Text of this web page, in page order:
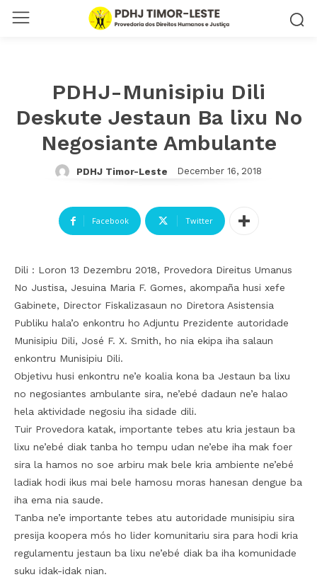
PDHJ-Munisipiu Dili
Deskute Jestaun Ba lixu No
Negosiante Ambulante
PDHJ Timor-Leste December 16, 2018
Facebook Twitter
Dili : Loron 13 Dezembru 2018, Provedora Direitus Umanus
No Justisa, Jesuina Maria F. Gomes, akompaña husi xefe
Gabinete, Director Fiskalizasaun no Diretora Asistensia
Publiku hala’o enkontru ho Adjuntu Prezidente autoridade
Munisipiu Dili, José F. X. Smith, ho nia ekipa iha salaun
enkontru Munisipiu Dili.
Objetivu husi enkontru ne’e koalia kona ba Jestaun ba lixu
no negosiantes ambulante sira, ne’ebé dadaun ne’e halao
hela aktividade negosiu iha sidade dili.
Tuir Provedora katak, importante tebes atu kria jestaun ba
lixu ne’ebé diak tanba ho tempu udan ne’ebe iha mak foer
sira la hamos no soe arbiru mak bele kria ambiente ne’ebé
ladiak hodi ikus mai bele hamosu moras hanesan dengue ba
iha ema nia saude.
Tanba ne’e importante tebes atu autoridade munisipiu sira
presija koopera mós ho lider komunitariu sira para hodi kria
regulamentu jestaun ba lixu ne’ebé diak ba iha komunidade
suku idak-idak nian.